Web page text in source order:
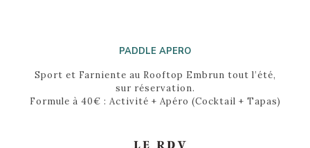
PADDLE APERO
Sport et Farniente au Rooftop Embrun tout l’été,
sur réservation.
Formule à 40€ : Activité + Apéro (Cocktail + Tapas)